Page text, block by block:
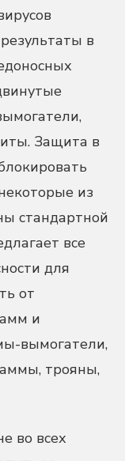
в
Защита в
из
стандартной
все
для
от
и
вымогатели,
трояны,
во всех